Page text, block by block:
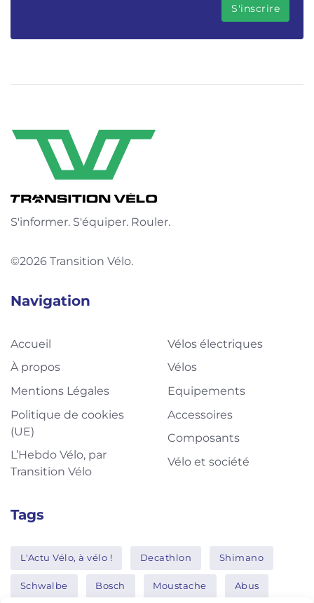
S'informer. S'équiper. Rouler.
©2026 Transition Vélo.
Navigation
Accueil
À propos
Mentions Légales
Politique de cookies
(UE)
L’Hebdo Vélo, par
Transition Vélo
Vélos électriques
Vélos
Equipements
Accessoires
Composants
Vélo et société
Tags
L'Actu Vélo, à vélo ! Decathlon Shimano
Schwalbe Bosch Moustache Abus